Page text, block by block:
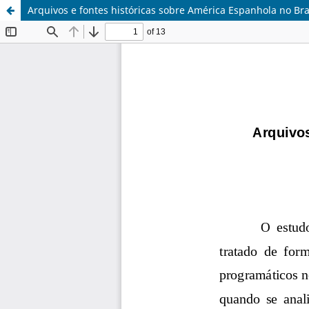
Arquivos e fontes históricas sobre América Espanhola no